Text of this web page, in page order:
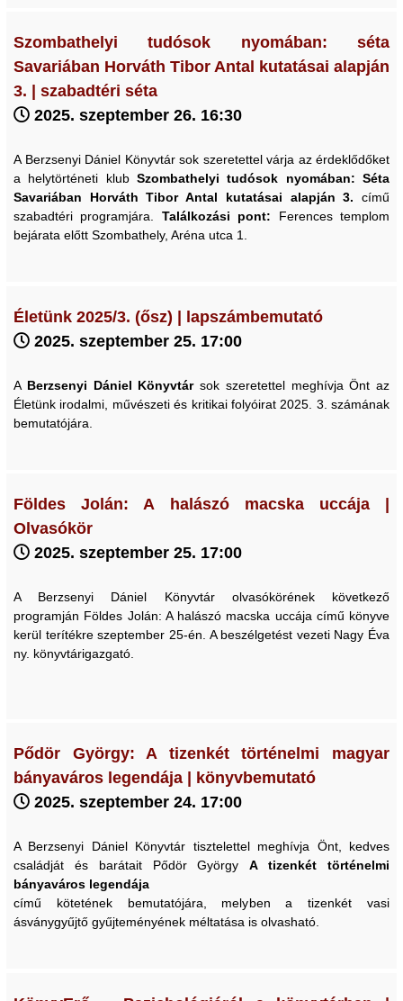
Szombathelyi tudósok nyomában: séta
Savariában Horváth Tibor Antal kutatásai alapján
3. | szabadtéri séta
2025. szeptember 26. 16:30
A Berzsenyi Dániel Könyvtár sok szeretettel várja az érdeklődőket
a helytörténeti klub Szombathelyi tudósok nyomában: Séta
Savariában
Horváth Tibor Antal kutatásai alapján 3. című
szabadtéri programjára. Találkozási pont: Ferences templom
bejárata előtt Szombathely, Aréna utca 1.
Életünk 2025/3. (ősz) | lapszámbemutató
2025. szeptember 25. 17:00
A Berzsenyi Dániel Könyvtársok szeretettel meghívja Önt az
Életünk irodalmi, művészeti és kritikai folyóirat 2025. 3. számának
bemutatójára.
Földes Jolán: A halászó macska uccája |
Olvasókör
2025. szeptember 25. 17:00
A Berzsenyi Dániel Könyvtár olvasókörének következő
programján Földes Jolán: A halászó macska uccája című könyve
kerül terítékre szeptember 25-én. A beszélgetést vezeti Nagy Éva
ny. könyvtárigazgató.
Pődör György: A tizenkét történelmi magyar
bányaváros legendája | könyvbemutató
2025. szeptember 24. 17:00
A Berzsenyi Dániel Könyvtár tisztelettel meghívja Önt, kedves
családját és barátait Pődör GyörgyA tizenkét történelmi
bányaváros legendája
című kötetének bemutatójára, melyben a tizenkét vasi
ásványgyűjtő gyűjteményének méltatása is olvasható.